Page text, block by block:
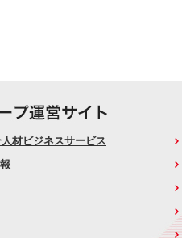
材ビジネスサービス